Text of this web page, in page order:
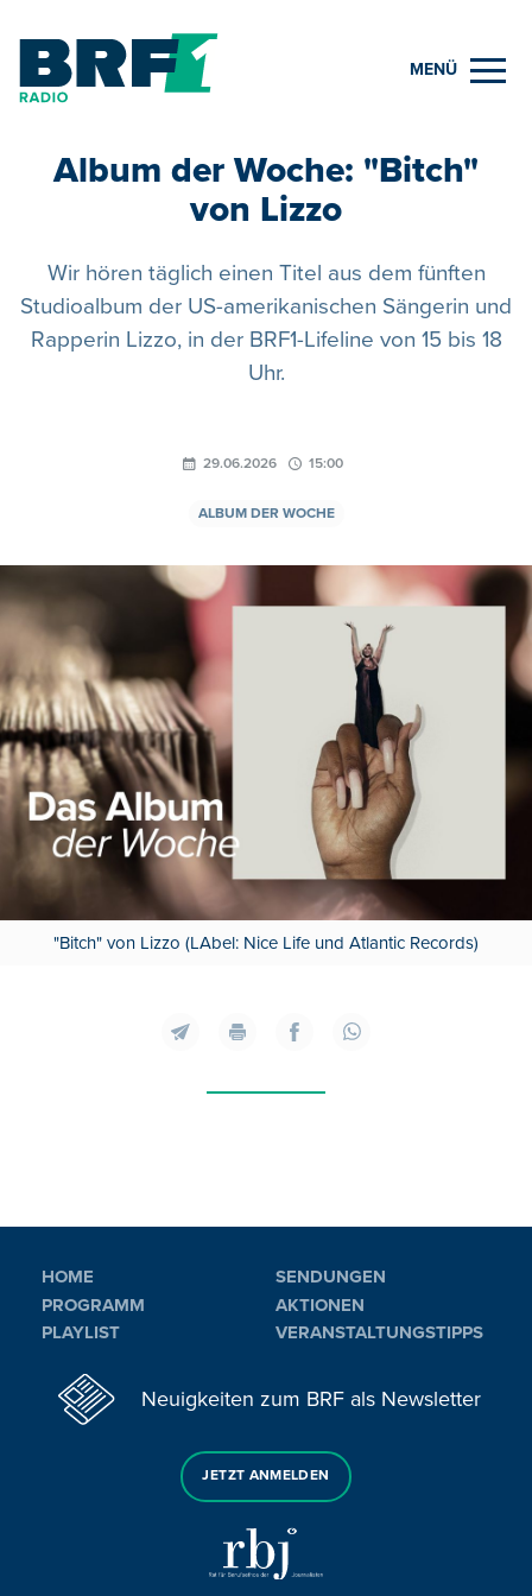
MENÜ
Album der Woche: "Bitch"
von Lizzo
Wir hören täglich einen Titel aus dem fünften
Studioalbum der US-amerikanischen Sängerin und
Rapperin Lizzo, in der BRF1-Lifeline von 15 bis 18
Uhr.
29.06.2026 15:00
ALBUM DER WOCHE
"Bitch" von Lizzo (LAbel: Nice Life und Atlantic Records)
HOME
PROGRAMM
PLAYLIST
SENDUNGEN
AKTIONEN
VERANSTALTUNGSTIPPS
Neuigkeiten zum BRF als Newsletter
JETZT ANMELDEN